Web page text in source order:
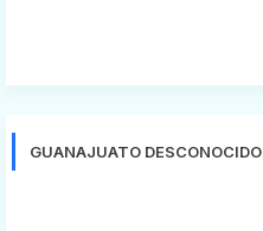
GUANAJUATO DESCONOCIDO